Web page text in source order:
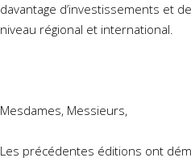
davantage d’investissements et
niveau régional et international.
Mesdames, Messieurs,
Les précédentes éditions ont